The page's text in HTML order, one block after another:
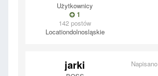
Użytkownicy
1
142 postów
Locationdolnosląskie
jarki Napisano